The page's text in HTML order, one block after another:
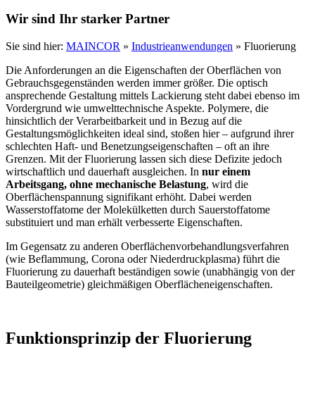
Wir sind Ihr starker Partner
Sie sind hier: MAINCOR » Industrieanwendungen » Fluorierung
Die Anforderungen an die Eigenschaften der Oberflächen von
Gebrauchsgegenständen werden immer größer. Die optisch
ansprechende Gestaltung mittels Lackierung steht dabei ebenso im
Vordergrund wie umwelttechnische Aspekte. Polymere, die
hinsichtlich der Verarbeitbarkeit und in Bezug auf die
Gestaltungsmöglichkeiten ideal sind, stoßen hier – aufgrund ihrer
schlechten Haft- und Benetzungseigenschaften – oft an ihre
Grenzen. Mit der Fluorierung lassen sich diese Defizite jedoch
wirtschaftlich und dauerhaft ausgleichen. In nur einem
Arbeitsgang, ohne mechanische Belastung, wird die
Oberflächenspannung signifikant erhöht. Dabei werden
Wasserstoffatome der Molekülketten durch Sauerstoffatome
substituiert und man erhält verbesserte Eigenschaften.
Im Gegensatz zu anderen Oberflächenvorbehandlungsverfahren
(wie Beflammung, Corona oder Niederdruckplasma) führt die
Fluorierung zu dauerhaft beständigen sowie (unabhängig von der
Bauteilgeometrie) gleichmäßigen Oberflächeneigenschaften.
Funktionsprinzip der Fluorierung